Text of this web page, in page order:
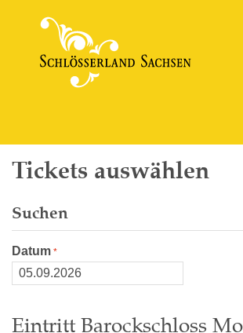
Tickets auswählen
Suchen
Datum
Eintritt Barockschloss